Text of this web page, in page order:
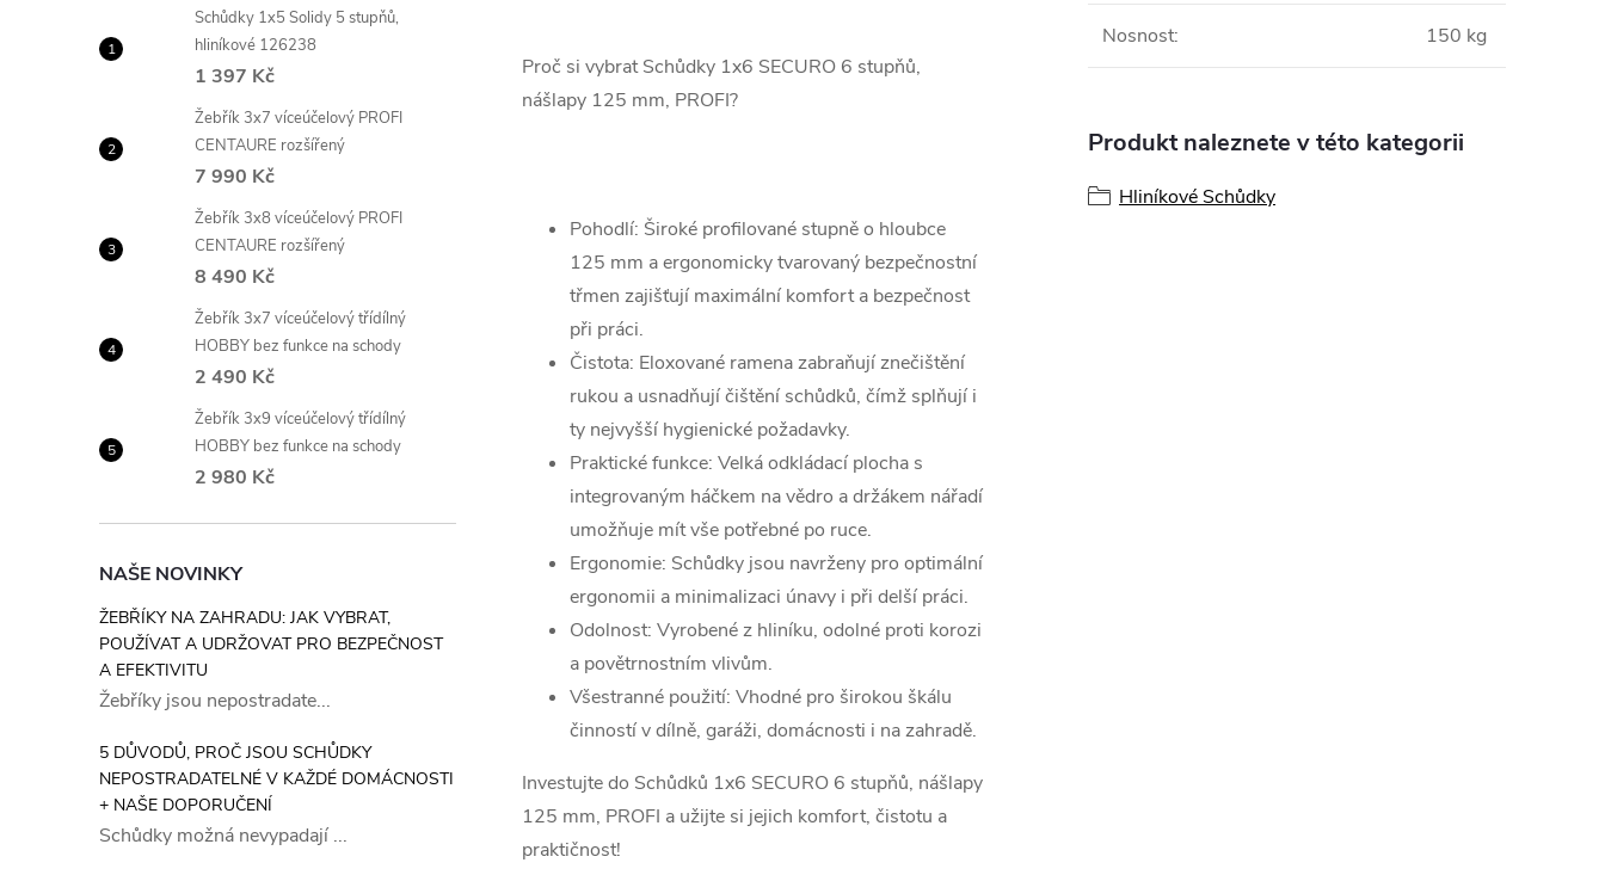
Schůdky 1x5 Solidy 5 stupňů,
hliníkové 126238
1 397 Kč
Žebřík 3x7 víceúčelový PROFI
CENTAURE rozšířený
7 990 Kč
Žebřík 3x8 víceúčelový PROFI
CENTAURE rozšířený
8 490 Kč
Žebřík 3x7 víceúčelový třídílný
HOBBY bez funkce na schody
2 490 Kč
Žebřík 3x9 víceúčelový třídílný
HOBBY bez funkce na schody
2 980 Kč
NAŠE NOVINKY
ŽEBŘÍKY NA ZAHRADU: JAK VYBRAT,
POUŽÍVAT A UDRŽOVAT PRO BEZPEČNOST
A EFEKTIVITU
Žebříky jsou nepostradate...
5 DŮVODŮ, PROČ JSOU SCHŮDKY
NEPOSTRADATELNÉ V KAŽDÉ DOMÁCNOSTI
+ NAŠE DOPORUČENÍ
Schůdky možná nevypadají ...
Proč si vybrat Schůdky 1x6 SECURO 6 stupňů,
nášlapy 125 mm, PROFI?
Pohodlí: Široké profilované stupně o hloubce
125 mm a ergonomicky tvarovaný bezpečnostní
třmen zajišťují maximální komfort a bezpečnost
při práci.
Čistota: Eloxované ramena zabraňují znečištění
rukou a usnadňují čištění schůdků, čímž splňují i
ty nejvyšší hygienické požadavky.
Praktické funkce: Velká odkládací plocha s
integrovaným háčkem na vědro a držákem nářadí
umožňuje mít vše potřebné po ruce.
Ergonomie: Schůdky jsou navrženy pro optimální
ergonomii a minimalizaci únavy i při delší práci.
Odolnost: Vyrobené z hliníku, odolné proti korozi
a povětrnostním vlivům.
Všestranné použití: Vhodné pro širokou škálu
činností v dílně, garáži, domácnosti i na zahradě.
Investujte do Schůdků 1x6 SECURO 6 stupňů, nášlapy
125 mm, PROFI a užijte si jejich komfort, čistotu a
praktičnost!
Nosnost: 150 kg
Produkt naleznete v této kategorii
Hliníkové Schůdky